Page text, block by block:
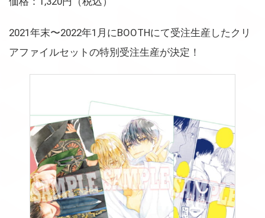
2021年末〜2022年1月にBOOTHにて受注生産したクリ
アファイルセットの特別受注生産が決定！